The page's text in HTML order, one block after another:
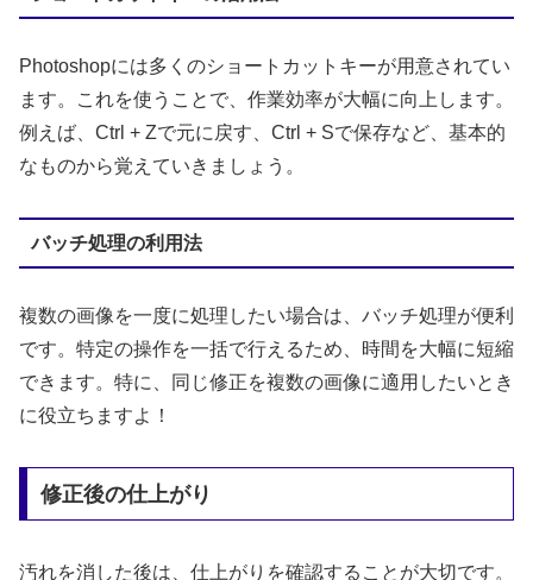
Photoshopには多くのショートカットキーが用意されてい
ます。これを使うことで、作業効率が大幅に向上します。
例えば、Ctrl + Zで元に戻す、Ctrl + Sで保存など、基本的
なものから覚えていきましょう。
バッチ処理の利用法
複数の画像を一度に処理したい場合は、バッチ処理が便利
です。特定の操作を一括で行えるため、時間を大幅に短縮
できます。特に、同じ修正を複数の画像に適用したいとき
に役立ちますよ！
修正後の仕上がり
汚れを消した後は、仕上がりを確認することが大切です。